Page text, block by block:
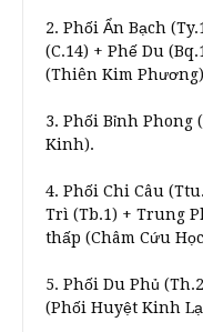
2. Phối Ẩn Bạch
(C.14) + Phế Du
(Thiên Kim
3. Phối Bỉnh Phong
Kinh).
4. Phối Chi Câu
Trì (Tb.1) + Trung
thấp (Châm Cứu
5. Phối Du Phủ
(Phối Huyệt Kinh